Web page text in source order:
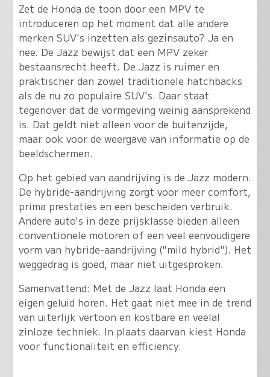
Zet de Honda de toon door een MPV te
introduceren op het moment dat alle andere
merken SUV's inzetten als gezinsauto? Ja en
nee. De Jazz bewijst dat een MPV zeker
bestaansrecht heeft. De Jazz is ruimer en
praktischer dan zowel traditionele hatchbacks
als de nu zo populaire SUV's. Daar staat
tegenover dat de vormgeving weinig aansprekend
is. Dat geldt niet alleen voor de buitenzijde,
maar ook voor de weergave van informatie op de
beeldschermen.
Op het gebied van aandrijving is de Jazz modern.
De hybride-aandrijving zorgt voor meer comfort,
prima prestaties en een bescheiden verbruik.
Andere auto's in deze prijsklasse bieden alleen
conventionele motoren of een veel eenvoudigere
vorm van hybride-aandrijving ("mild hybrid"). Het
weggedrag is goed, maar niet uitgesproken.
Samenvattend: Met de Jazz laat Honda een
eigen geluid horen. Het gaat niet mee in de trend
van uiterlijk vertoon en kostbare en veelal
zinloze techniek. In plaats daarvan kiest Honda
voor functionaliteit en efficiency.